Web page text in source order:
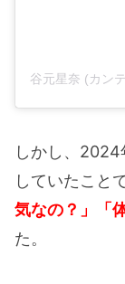
しかし、
していたこと
気なの？」「
た。